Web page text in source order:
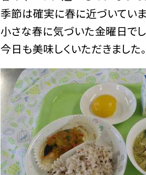
季節は確実に春に近づいていま
小さな春に気づいた金曜日でし
今日も美味しくいただきました